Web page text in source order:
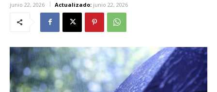
junio 22, 2026 Actualizado: junio 22, 2026